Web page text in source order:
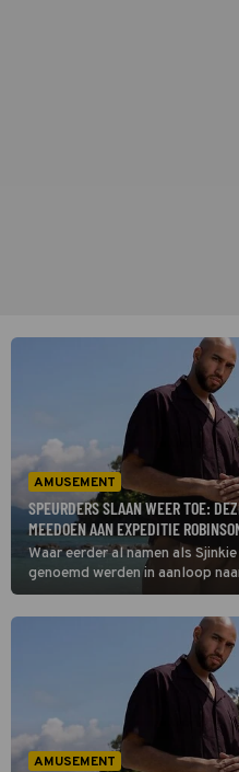
AMUSEMENT
SPEURDERS SLAAN WEER TOE:
MEEDOEN AAN EXPEDITIE
Waar eerder al namen als
genoemd werden in aanloop
Robinson, meldt RealityFBI
blijkt uit een hoogtepunt op de
AMUSEMENT